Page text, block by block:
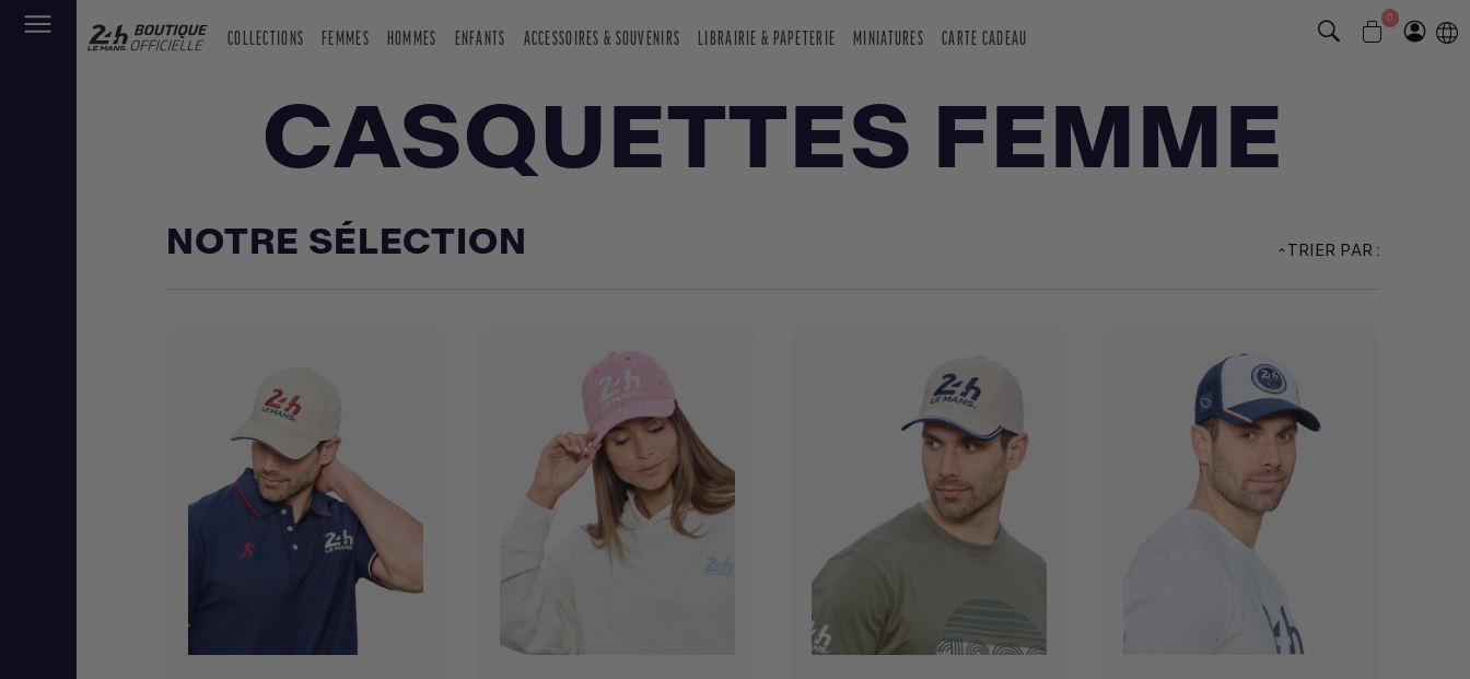
COLLECTIONS FEMMES HOMMES ENFANTS ACCESSOIRES & SOUVENIRS LIBRAIRIE & PAPETERIE MINIATURES CARTE CADEAU
0
CASQUETTES FEMME
NOTRE SÉLECTION TRIER PAR :